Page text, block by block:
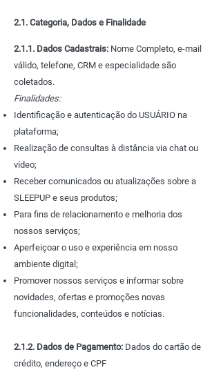
2.1. Categoria, Dados e Finalidade
2.1.1. Dados Cadastrais: Nome Completo, e-mail
válido, telefone, CRM e especialidade são
coletados.
Finalidades:​
Identificação e autenticação do USUÁRIO na
plataforma;
Realização de consultas à distância via chat ou
vídeo;
Receber comunicados ou atualizações sobre a
SLEEPUP e seus produtos;
Para fins de relacionamento e melhoria dos
nossos serviços;
Aperfeiçoar o uso e experiência em nosso
ambiente digital;
Promover nossos serviços e informar sobre
novidades, ofertas e promoções novas
funcionalidades, conteúdos e notícias.
​2.1.2. Dados de Pagamento: Dados do cartão de
crédito, endereço e CPF